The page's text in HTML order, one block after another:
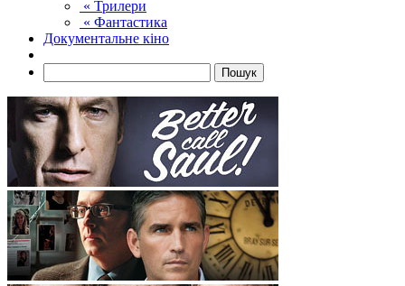
« Трилери
« Фантастика
Документальне кіно
Пошук